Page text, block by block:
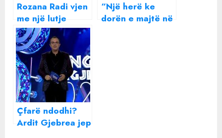
Rozana Radi vjen
me një lutje
publike: Mbajini
në zemër
kujtimet, mos
nxirrni foto nga
varret e
familjarëve
“Një herë ke
dorën e majtë në
Çfarë ndodhi?
Ardit Gjebrea jep